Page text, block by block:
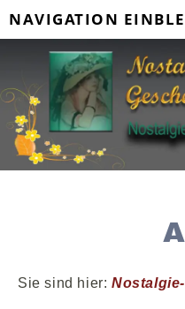
NAVIGATION
Sie sind hier: